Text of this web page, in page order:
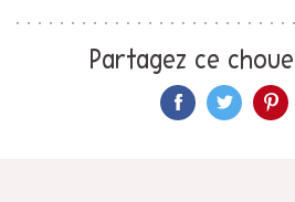
Partagez ce